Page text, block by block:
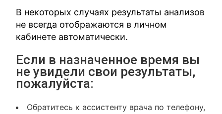
В некоторых случаях результаты анализов
не всегда отображаются в личном
кабинете автоматически.
Если в назначенное время вы
не увидели свои результаты,
пожалуйста:
Обратитесь к ассистенту врача по телефону,